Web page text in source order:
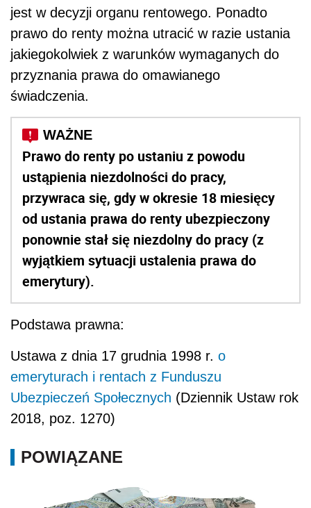
jest w decyzji organu rentowego. Ponadto
prawo do renty można utracić w razie ustania
jakiegokolwiek z warunków wymaganych do
przyznania prawa do omawianego
świadczenia.
Prawo do renty po ustaniu z powodu
ustąpienia niezdolności do pracy,
przywraca się, gdy w okresie 18 miesięcy
od ustania prawa do renty ubezpieczony
ponownie stał się niezdolny do pracy (z
wyjątkiem sytuacji ustalenia prawa do
emerytury).
Podstawa prawna:
Ustawa z dnia 17 grudnia 1998 r. o
emeryturach i rentach z Funduszu
Ubezpieczeń Społecznych (Dziennik Ustaw rok
2018, poz. 1270)
POWIĄZANE